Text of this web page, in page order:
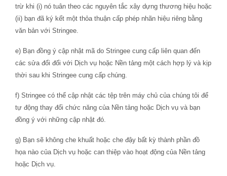
trừ khi (i) nó tuân theo các nguyên tắc xây dựng thương hiệu hoặc
(ii) bạn đã ký kết một thỏa thuận cấp phép nhãn hiệu riêng bằng
văn bản với Stringee.
e) Bạn đồng ý cập nhật mã do Stringee cung cấp liên quan đến
các sửa đổi đối với Dịch vụ hoặc Nền tảng một cách hợp lý và kịp
thời sau khi Stringee cung cấp chúng.
f) Stringee có thể cập nhật các tệp trên máy chủ của chúng tôi để
tự động thay đổi chức năng của Nền tảng hoặc Dịch vụ và bạn
đồng ý với những cập nhật đó.
g) Bạn sẽ không che khuất hoặc che đậy bất kỳ thành phần đồ
họa nào của Dịch vụ hoặc can thiệp vào hoạt động của Nền tảng
hoặc Dịch vụ.